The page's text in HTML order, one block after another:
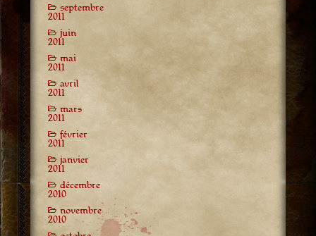
septembre
2011
juin
2011
mai
2011
avril
2011
mars
2011
février
2011
janvier
2011
décembre
2010
novembre
2010